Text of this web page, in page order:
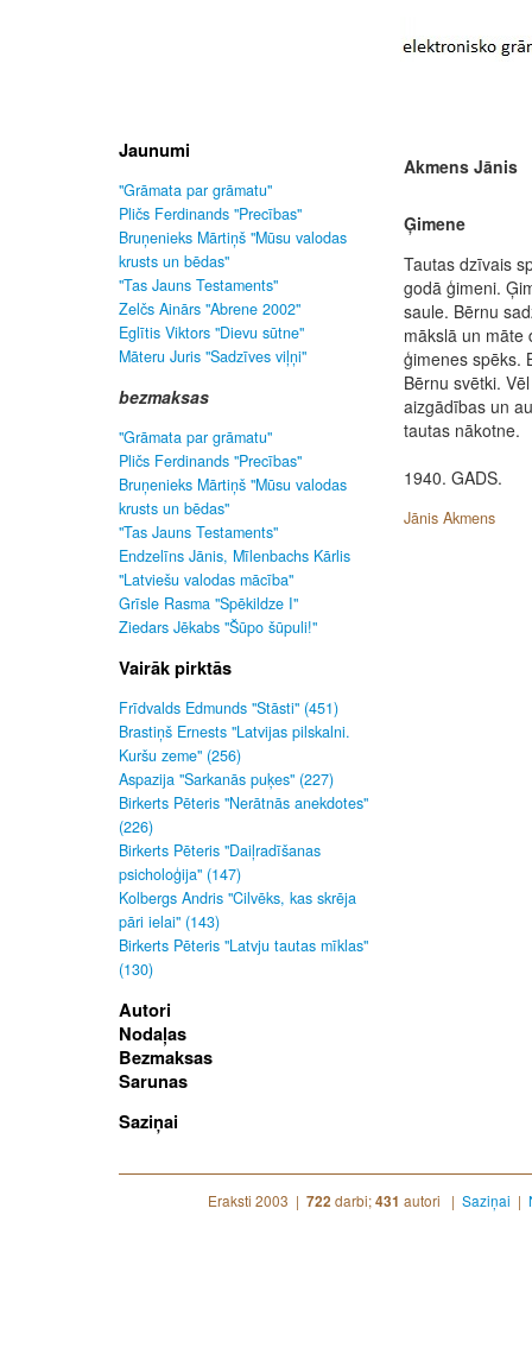
Jaunumi
"Grāmata par grāmatu"
Pličs Ferdinands "Precības"
Bruņenieks Mārtiņš "Mūsu valodas
krusts un bēdas"
"Tas Jauns Testaments"
Zelčs Ainārs "Abrene 2002"
Eglītis Viktors "Dievu sūtne"
Māteru Juris "Sadzīves viļņi"
bezmaksas
"Grāmata par grāmatu"
Pličs Ferdinands "Precības"
Bruņenieks Mārtiņš "Mūsu valodas
krusts un bēdas"
"Tas Jauns Testaments"
Endzelīns Jānis, Mīlenbachs Kārlis
"Latviešu valodas mācība"
Grīsle Rasma "Spēkildze I"
Ziedars Jēkabs "Šūpo šūpuli!"
Vairāk pirktās
Frīdvalds Edmunds "Stāsti" (451)
Brastiņš Ernests "Latvijas pilskalni.
Kuršu zeme" (256)
Aspazija "Sarkanās puķes" (227)
Birkerts Pēteris "Nerātnās anekdotes"
(226)
Birkerts Pēteris "Daiļradīšanas
psicholoģija" (147)
Kolbergs Andris "Cilvēks, kas skrēja
pāri ielai" (143)
Birkerts Pēteris "Latvju tautas mīklas"
(130)
Autori
Nodaļas
Bezmaksas
Sarunas
Saziņai
Akmens Jānis
Ģimene
Tautas dzīvais
godā ģimeni.
saule. Bērnu
mākslā un māte
ģimenes spēks.
Bērnu svētki.
aizgādības un
tautas nākotne.
1940. GADS.
Jānis Akmens
Eraksti 2003 | 722 darbi;431 autori | Saziņai |